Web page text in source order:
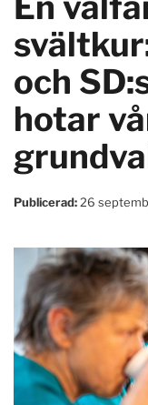
och
hotar
Publicerad: 26